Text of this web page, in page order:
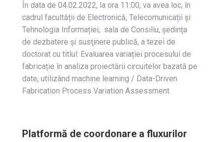
În data de 04.02.2022, la ora 11:00, va avea loc, în
cadrul facultății de Electronică, Telecomunicații și
Tehnologia Informației, sala de Consiliu, ședința
de dezbatere și susţinere publică, a tezei de
doctorat cu titlul: Evaluarea variației procesului de
fabricație în analiza proiectării circuitelor bazată pe
date, utilizând machine learning / Data-Driven
Fabrication Process Variation Assessment
Platformă de coordonare a fluxurilor